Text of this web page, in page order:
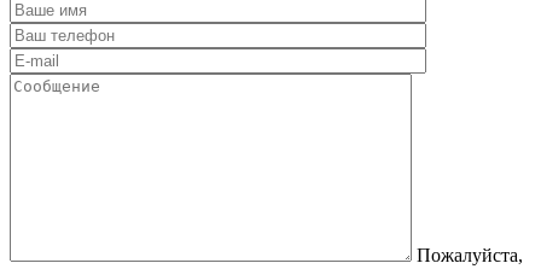
Пожалуйста,